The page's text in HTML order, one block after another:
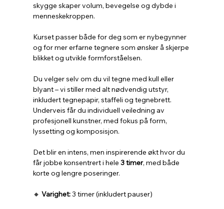
skygge skaper volum, bevegelse og dybde i
menneskekroppen.
Kurset passer både for deg som er nybegynner
og for mer erfarne tegnere som ønsker å skjerpe
blikket og utvikle formforståelsen.
Du velger selv om du vil tegne med kull eller
blyant – vi stiller med alt nødvendig utstyr,
inkludert tegnepapir, staffeli og tegnebrett.
Underveis får du individuell veiledning av
profesjonell kunstner, med fokus på form,
lyssetting og komposisjon.
Det blir en intens, men inspirerende økt hvor du
får jobbe konsentrert i hele 3 timer, med både
korte og lengre poseringer.
🔸 Varighet: 3 timer (inkludert pauser)